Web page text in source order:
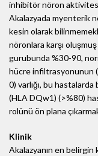
inhibitör nöron
Akalazyada myenterik
kesin olarak
nöronlara karşı
gurubunda %30-90,
hücre infiltrasyonunun
0) varlığı, bu hastalarda
(HLA DQw1) (>%80)
rolünü ön plana
Klinik
Akalazyanın en